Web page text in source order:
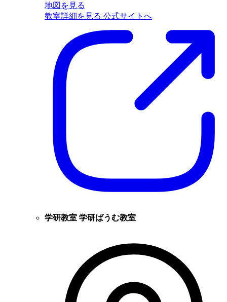
地図を見る
教室詳細を見る 公式サイトへ
学研教室 学研ばうむ教室